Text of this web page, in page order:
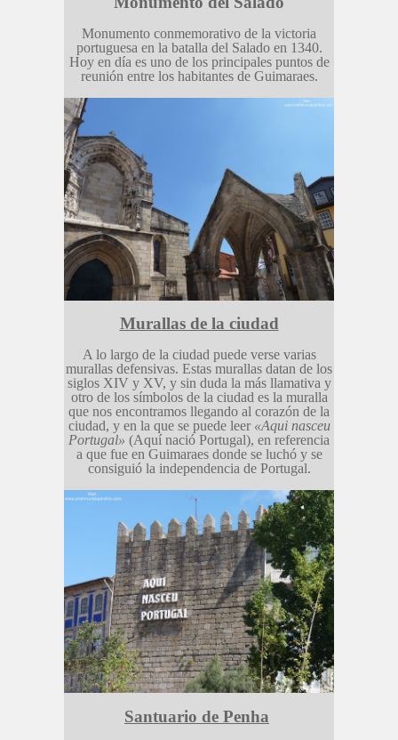
Monumento conmemorativo de la victoria
portuguesa en la batalla del Salado en 1340.
Hoy en día es uno de los principales puntos de
reunión entre los habitantes de Guimaraes.
Murallas de la ciudad
A lo largo de la ciudad puede verse varias
murallas defensivas. Estas murallas datan de los
siglos XIV y XV, y sin duda la más llamativa y
otro de los símbolos de la ciudad es la muralla
que nos encontramos llegando al corazón de la
ciudad, y en la que se puede leer«Aqui nasceu
Portugal» (Aquí nació Portugal), en referencia
a que fue en Guimaraes donde se luchó y se
consiguió la independencia de Portugal.
Santuario de Penha